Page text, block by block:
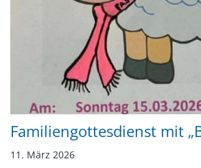
Familiengottesdienst mit
11. März 2026